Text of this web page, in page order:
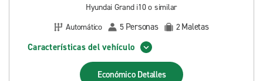
Hyundai Grand i10 o similar
Automático
5 Personas 2Maletas
Características del vehículo
Económico Detalles